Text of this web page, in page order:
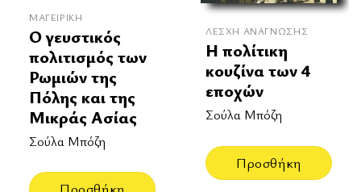
ΜΑΓΕΙΡΙΚΉ
Ο γευστικός
πολιτισμός των
Ρωμιών της
Πόλης και της
Μικράς Ασίας
Σούλα Μπόζη
ΛΈΣΧΗ ΑΝΆΓΝΩΣΗΣ
Η πολίτικη
κουζίνα των 4
εποχών
Σούλα Μπόζη
Προσθήκη